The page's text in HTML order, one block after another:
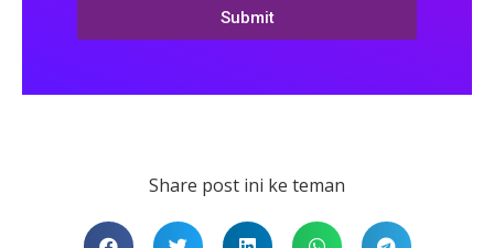
Submit
Share post ini ke teman